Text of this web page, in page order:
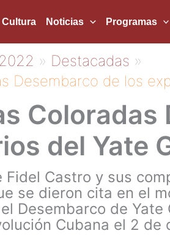
Cultura Noticias Programas
2022
Destacadas
Desembarco de los
del Yate
Fidel Castro y sus
se dieron cita en el
Desembarco de
Cubana el 2